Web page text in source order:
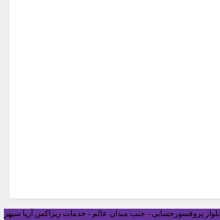
بلوار پروفسورحسابی - جنب میدان عالم - خدمات زیراکس آریا سپهر